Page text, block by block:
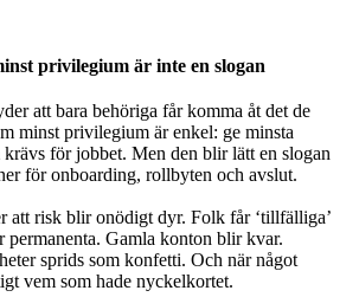
privilegium är inte en slogan
att bara behöriga får komma åt det de
minst privilegium är enkel: ge minsta
för jobbet. Men den blir lätt en slogan
för onboarding, rollbyten och avslut.
att risk blir onödigt dyr. Folk får ‘tillfälliga’
permanenta. Gamla konton blir kvar.
sprids som konfetti. Och när något
vem som hade nyckelkortet.